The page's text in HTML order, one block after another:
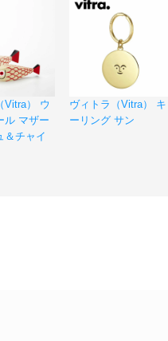
Vitra） ウ
ル マザー
＆チャイ
ヴィトラ（Vitra） キ
ーリング サン